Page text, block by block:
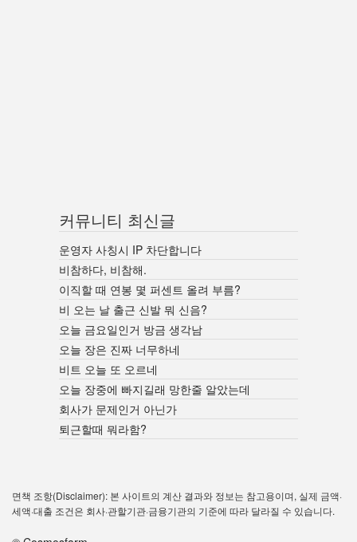
커뮤니티 최신글
운영자 사칭시 IP 차단합니다
비참하다, 비참해.
이직할 때 연봉 몇 퍼센트 올려 부름?
비 오는 날 출근 신발 뭐 신음?
오늘 금요일인거 방금 생각남
오늘 장은 진짜 너무하네
비트 오늘 또 오르네
오늘 장중에 빠지길래 망한줄 알았는데
회사가 문제인거 아닌가
퇴근할때 뭐라함?
면책 조항(Disclaimer): 본 사이트의 계산 결과와 정보는 참고용이며, 실제 금액·
세액·대출 조건은 회사·관할기관·금융기관의 기준에 따라 달라질 수 있습니다.